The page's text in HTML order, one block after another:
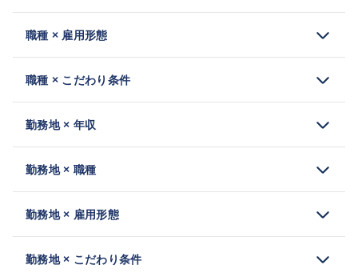
職種 × 雇用形態
職種 × こだわり条件
勤務地 × 年収
勤務地 × 職種
勤務地 × 雇用形態
勤務地 × こだわり条件